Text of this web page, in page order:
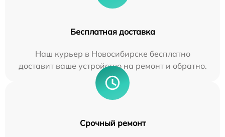
Бесплатная доставка
Наш курьер в Новосибирске бесплатно
доставит ваше устройство на ремонт и обратно.
Срочный ремонт